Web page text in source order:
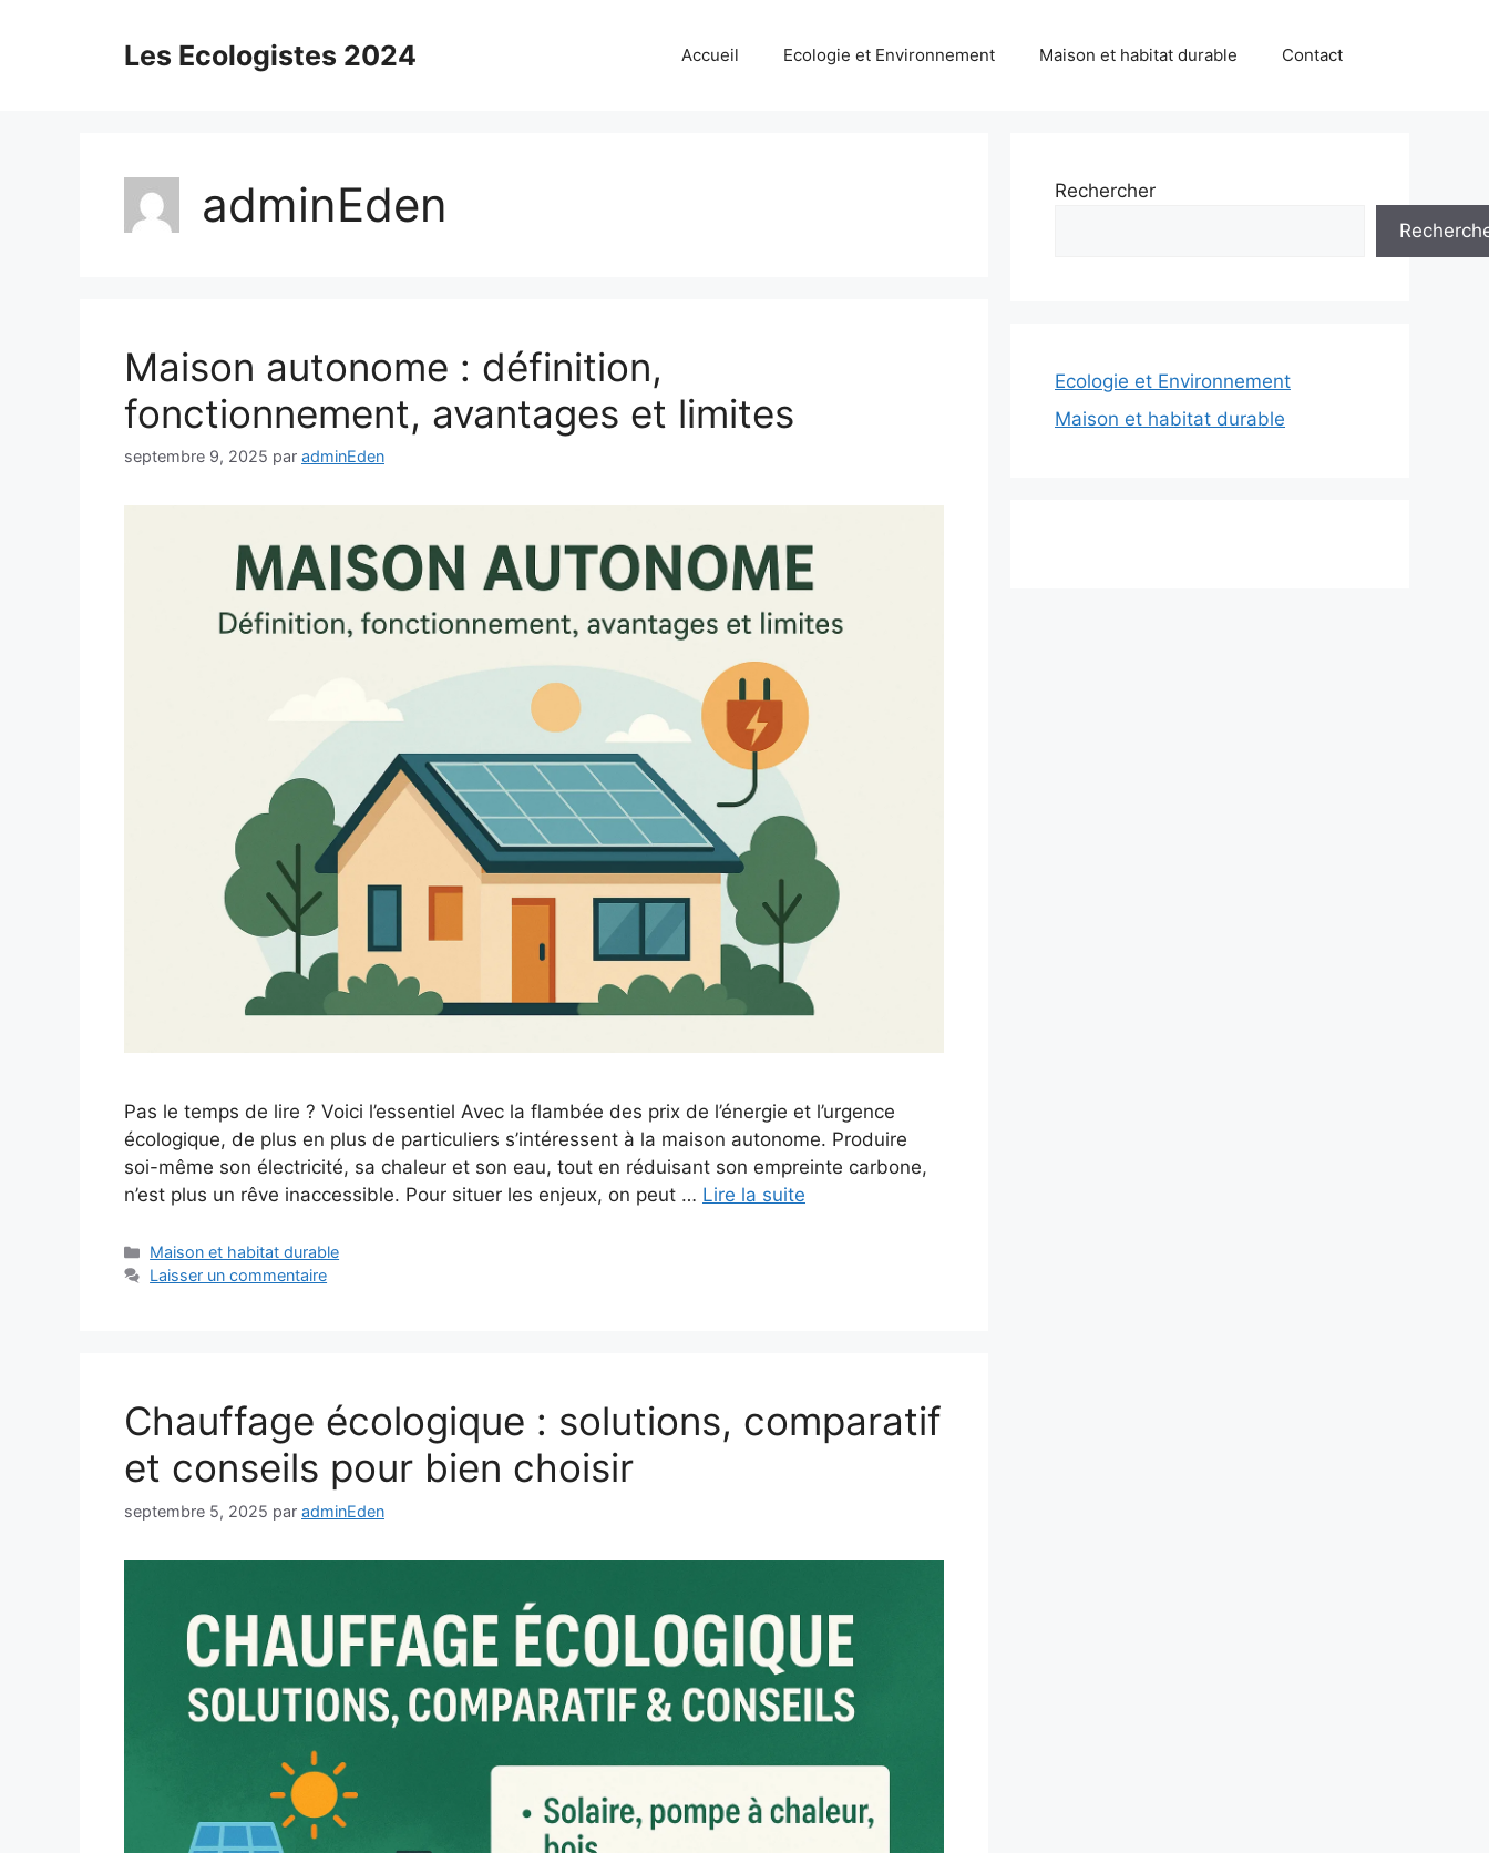
Les Ecologistes 2024 Accueil Ecologie et Environnement Maison et habitat durable Contact
adminEden
Maison autonome : définition,
fonctionnement, avantages et limites
septembre 9, 2025 par adminEden
Pas le temps de lire ? Voici l’essentiel Avec la flambée des prix de l’énergie et l’urgence
écologique, de plus en plus de particuliers s’intéressent à la maison autonome. Produire
soi-même son électricité, sa chaleur et son eau, tout en réduisant son empreinte carbone,
n’est plus un rêve inaccessible. Pour situer les enjeux, on peut … Lire la suite
Catégories
Maison et habitat durable
Laisser un commentaire
Chauffage écologique : solutions, comparatif
et conseils pour bien choisir
septembre 5, 2025 par adminEden
Rechercher
Ecologie et Environnement
Maison et habitat durable